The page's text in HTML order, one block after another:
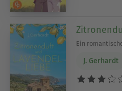
Ein
J. Gerhardt